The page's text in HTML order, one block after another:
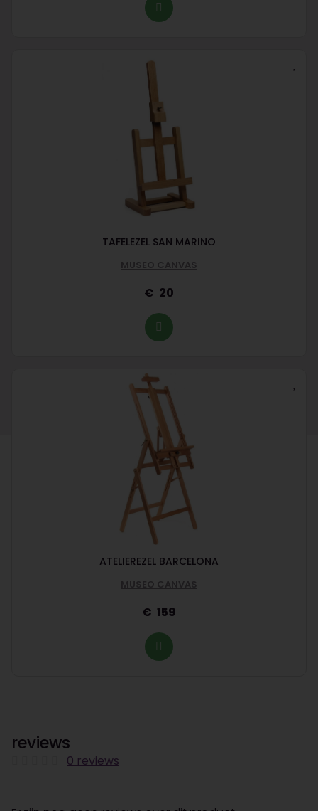
TAFELEZEL SAN MARINO
MUSEO CANVAS
20
ATELIEREZEL BARCELONA
MUSEO CANVAS
159
reviews
0 reviews